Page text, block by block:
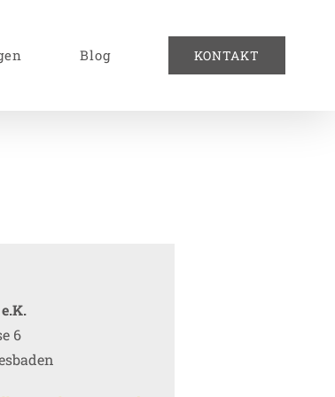
Blog KONTAKT
6